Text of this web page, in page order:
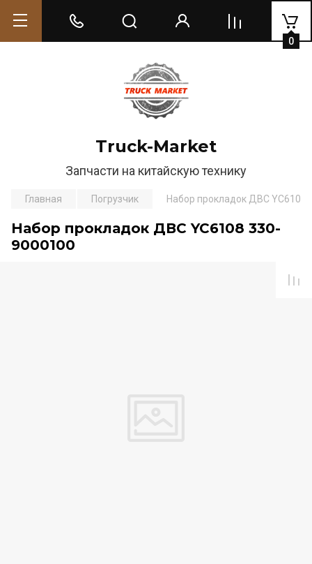
Truck-Market
Запчасти на китайскую технику
0
Главная Погрузчик Набор прокладок ДВС YC6108
Набор прокладок ДВС YC6108 330-
9000100